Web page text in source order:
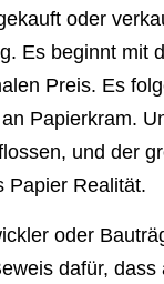
oder
Es beginnt mit
Preis. Es
Papierkram.
und der
Papier Realität.
oder
dafür,